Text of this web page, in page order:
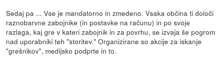
Sedaj pa ... Vse je mandatorno in zmedeno. Vsaka občina ti določi
raznobarvne zabojnike (in postavke na računu) in po svoje
razlaga, kaj gre v kateri zabojnik in za povrhu, se izvaja še pogrom
nad uporabniki teh "storitev." Organizirane so akcije za iskanje
"grešnikov", medijsko podprte in to.